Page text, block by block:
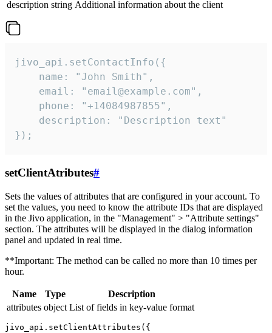
description string Additional information about the client
jivo_api.setContactInfo({
    name: "John Smith",
    email: "email@example.com",
    phone: "+14084987855",
    description: "Description text"
});
setClientAtributes#
Sets the values ​​of attributes that are configured in your account. To
set the values, you need to know the attribute IDs that are displayed
in the Jivo application, in the "Management" > "Attribute settings"
section. The attributes will be displayed in the dialog information
panel and updated in real time.
**Important: The method can be called no more than 10 times per
hour.
Name Type
Description
attributes object List of fields in key-value format
jivo_api.setClientAttributes({